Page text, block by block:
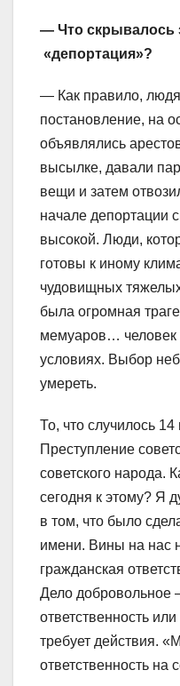
— Что скрывалось
«депортация»?
— Как правило,
постановление, на
объявлялись
высылке, давали
вещи и затем
начале депортации
высокой. Люди,
готовы к иному
чудовищных
была огромная
мемуаров… человек
условиях. Выбор
умереть.
То, что случилось
Преступление
советского народа.
сегодня к этому? Я
в том, что было
имени. Вины на нас
гражданская
Дело добровольное
ответственность
требует действия.
ответственность на